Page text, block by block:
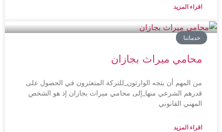
اقراء المزيد
خدماتنا
محامي ميراث بجازان
من المهم أن يتجه الوارثون_للتركة المتعثرون في الحصول على
قدرهم الشرعي منها_إلى محامي ميراث بجازان إذ هو الشخص
المهني القانوني
اقراء المزيد